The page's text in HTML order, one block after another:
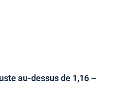
au-dessus de 1,16 –